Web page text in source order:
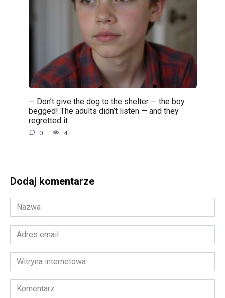
— Don’t give the dog to the shelter — the boy
begged! The adults didn’t listen — and they
regretted it.
0 4
Dodaj komentarze
Nazwa
*
Adres
email
*Witryna
internetowa
Komentarz